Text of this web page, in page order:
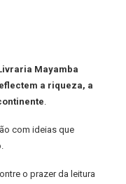
Mayamba
a riqueza, a
.
com ideias que
o prazer da leitura